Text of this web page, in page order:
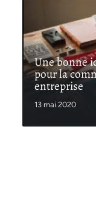
Une bonne
pour la
entreprise
13 mai 2020